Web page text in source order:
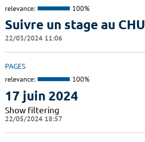
relevance: 100%
Suivre un stage au CHU
22/03/2024 11:06
PAGES
relevance: 100%
17 juin 2024
Show filtering
22/05/2024 18:57